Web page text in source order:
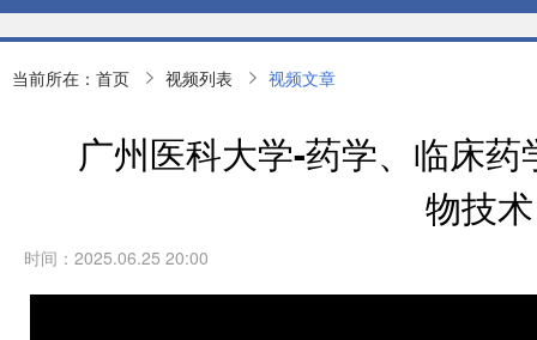
当前所在： 首页 视频列表 视频文章
广州医科大学-药学、临床
物技术
时间：2025.06.25 20:00